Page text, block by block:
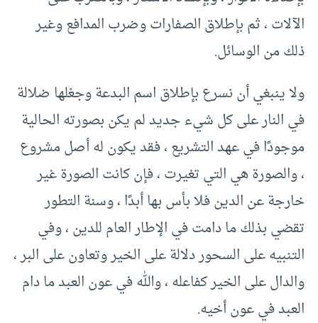
الآلات ، ثم بإطلاق الصفارات وضرب المدافع وغير
ذلك من الوسائل.
ولا ينبغي أن نسرع بإطلاق اسم البدعة وجعْلها ضلالة
في النار على كل شيء جديد لم يكن بصورته الحالية
موجودًا في عهد التشريع ، فقد يكون له أصل مشروع
، والصورة هي التي تغيرت ، فإن كانت الصورة غير
خارجة عن الدين فلا بأس بها أبدًا ، وسنة التطور
تقضي بذلك ما دامت في الإطار العام للدين ، وفي
التنبيه على السحور دلالة على الخير وتعاون على البر ،
والدال على الخير كفاعله ، والله في عون العبد ما دام
العبد في عون أخيه.